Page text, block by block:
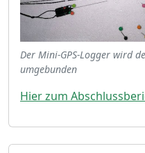
Der Mini-GPS-Logger wird
umgebunden
Hier zum